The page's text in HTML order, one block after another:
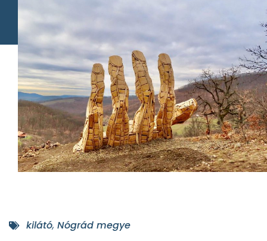
kilátó, Nógrád megye